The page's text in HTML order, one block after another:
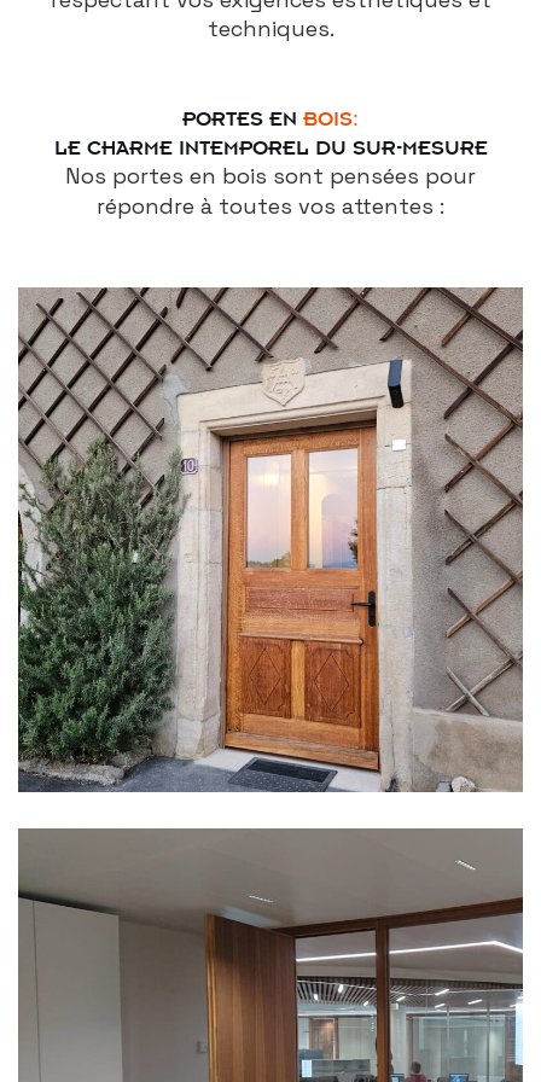
techniques.
PORTES EN BOIS:
LE CHARME INTEMPOREL DU SUR-MESURE
Nos portes en bois sont pensées pour
répondre à toutes vos attentes :